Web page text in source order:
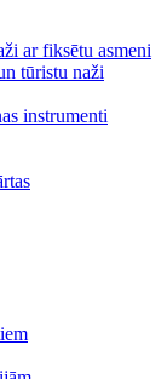
ar fiksētu asmeni
tūristu naži
instrumenti